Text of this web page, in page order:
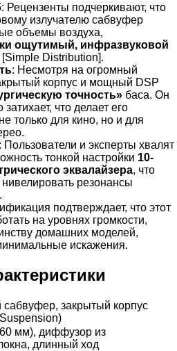
: Рецензенты подчеркивают, что
излучателю сабвуфер
объемы воздуха,
ощутимый, инфразвуковой
[Simple Distribution].
: Несмотря на огромный
корпус и мощный DSP
точность» баса. Он
что делает его
только для кино, но и для
: Пользователи и эксперты хвалят
тонкой настройки 10-
эквалайзера, что
резонансы
подтверждает, что этот
на уровнях громкости,
домашних моделей,
искажения.
сабвуфер, закрытый корпус
мм), диффузор из
длинный ход